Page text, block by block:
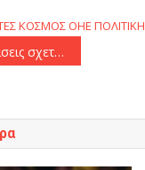
ΚΟΣΜΟΣ ΟΗΕ ΠΟΛΙΤΙΚΗ
εμπίπτουν στην αρμοδιότητα των κρατών-μελών